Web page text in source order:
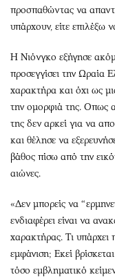
προσπαθώντας να
υπάρχουν, είτε επιλέξω
Η Νιόνγκο εξήγησε
προσεγγίσει την Ωραία
χαρακτήρα και όχι ως
την ομορφιά της. Οπως
της δεν αρκεί για να
και θέλησε να
βάθος πίσω από την
αιώνες.
«Δεν μπορείς να
ενδιαφέρει είναι να
χαρακτήρας. Τι υπάρχει
εμφάνιση; Εκεί
τόσο εμβληματικό